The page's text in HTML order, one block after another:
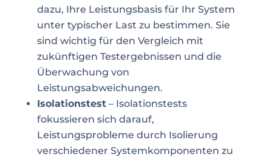
dazu, Ihre Leistungsbasis für Ihr System
unter typischer Last zu bestimmen. Sie
sind wichtig für den Vergleich mit
zukünftigen Testergebnissen und die
Überwachung von
Leistungsabweichungen.
Isolationstest– Isolationstests
fokussieren sich darauf,
Leistungsprobleme durch Isolierung
verschiedener Systemkomponenten zu